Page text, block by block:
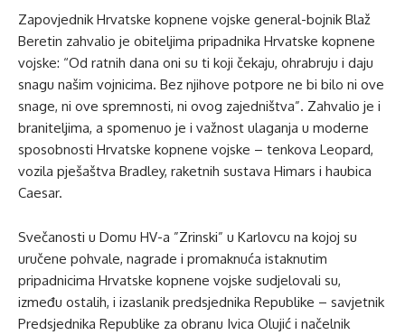
Zapovjednik Hrvatske kopnene vojske general-bojnik Blaž
Beretin zahvalio je obiteljima pripadnika Hrvatske kopnene
vojske: “Od ratnih dana oni su ti koji čekaju, ohrabruju i daju
snagu našim vojnicima. Bez njihove potpore ne bi bilo ni ove
snage, ni ove spremnosti, ni ovog zajedništva”. Zahvalio je i
braniteljima, a spomenuo je i važnost ulaganja u moderne
sposobnosti Hrvatske kopnene vojske – tenkova Leopard,
vozila pješaštva Bradley, raketnih sustava Himars i haubica
Caesar.
Svečanosti u Domu HV-a ”Zrinski” u Karlovcu na kojoj su
uručene pohvale, nagrade i promaknuća istaknutim
pripadnicima Hrvatske kopnene vojske sudjelovali su,
između ostalih, i izaslanik predsjednika Republike – savjetnik
Predsjednika Republike za obranu Ivica Olujić i načelnik